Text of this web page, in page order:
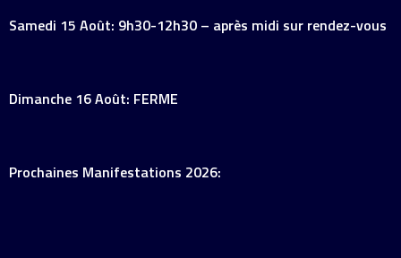
Samedi 15 Août: 9h30-12h30 – après midi sur rendez-vous
Dimanche 16 Août: FERME
Prochaines Manifestations 2026: